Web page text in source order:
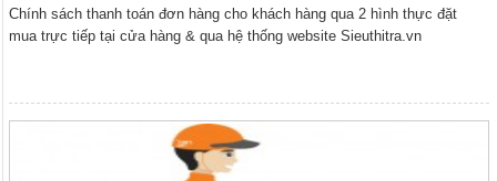
Chính sách thanh toán đơn hàng cho khách hàng qua 2 hình thực đặt
mua trực tiếp tại cửa hàng & qua hệ thống website Sieuthitra.vn